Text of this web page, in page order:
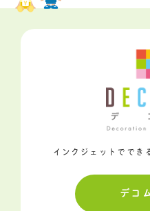
インクジェットででき
デコ